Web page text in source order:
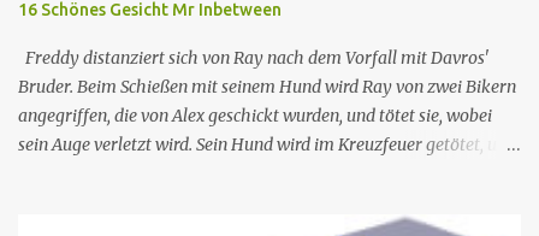
16 Schönes Gesicht Mr Inbetween
Freddy distanziert sich von Ray nach dem Vorfall mit Davros'
Bruder. Beim Schießen mit seinem Hund wird Ray von zwei Bikern
angegriffen, die von Alex geschickt wurden, und tötet sie, wobei
sein Auge verletzt wird. Sein Hund wird im Kreuzfeuer getötet, und
hat. Nr. (ges.) 16 Deutscher Titel Schönes Gesicht Serie Mr